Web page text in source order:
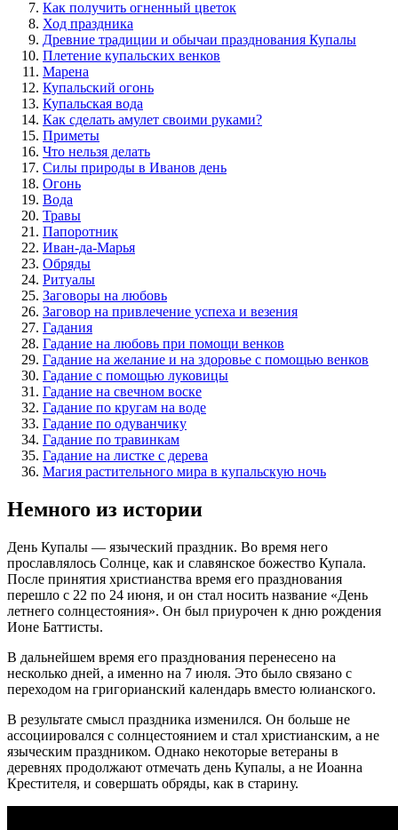
Как получить огненный цветок
Ход праздника
Древние традиции и обычаи празднования Купалы
Плетение купальских венков
Марена
Купальский огонь
Купальская вода
Как сделать амулет своими руками?
Приметы
Что нельзя делать
Силы природы в Иванов день
Огонь
Вода
Травы
Папоротник
Иван-да-Марья
Обряды
Ритуалы
Заговоры на любовь
Заговор на привлечение успеха и везения
Гадания
Гадание на любовь при помощи венков
Гадание на желание и на здоровье с помощью венков
Гадание с помощью луковицы
Гадание на свечном воске
Гадание по кругам на воде
Гадание по одуванчику
Гадание по травинкам
Гадание на листке с дерева
Магия растительного мира в купальскую ночь
Немного из истории
День Купалы — языческий праздник. Во время него
прославлялось Солнце, как и славянское божество Купала.
После принятия христианства время его празднования
перешло с 22 по 24 июня, и он стал носить название «День
летнего солнцестояния». Он был приурочен к дню рождения
Ионе Баттисты.
В дальнейшем время его празднования перенесено на
несколько дней, а именно на 7 июля. Это было связано с
переходом на григорианский календарь вместо юлианского.
В результате смысл праздника изменился. Он больше не
ассоциировался с солнцестоянием и стал христианским, а не
языческим праздником. Однако некоторые ветераны в
деревнях продолжают отмечать день Купалы, а не Иоанна
Крестителя, и совершать обряды, как в старину.